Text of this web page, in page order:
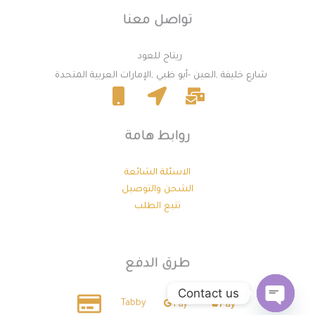
تواصل معنا
ريتاج للعود
شارع خليفة ,العين -أبو ظبي ,الإمارات العربية المتحدة
روابط هامة
الاسئلة الشائعة
الشحن والتوصيل
تتبع الطلب
طرق الدفع
Tabby
Contact us